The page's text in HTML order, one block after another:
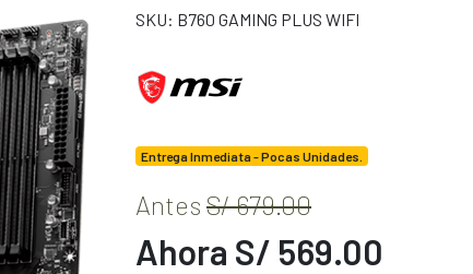
SKU: B760 GAMING PLUS WIFI
Entrega Inmediata - Pocas Unidades.
Antes S/ 679.00
Ahora S/ 569.00